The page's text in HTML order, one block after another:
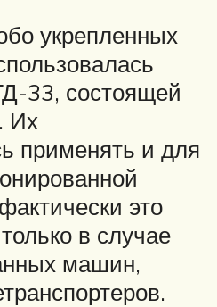
укрепленных
33, состоящей
Их
применять и для
это
в случае
машин,